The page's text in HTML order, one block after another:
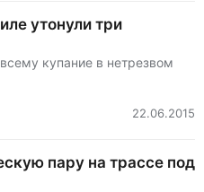
утонули три
купание в нетрезвом
22.06.2015
пару на трассе под